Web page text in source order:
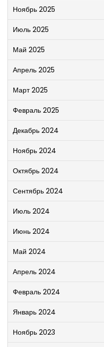
Ноябрь 2025
Июль 2025
Май 2025
Апрель 2025
Март 2025
Февраль 2025
Декабрь 2024
Ноябрь 2024
Октябрь 2024
Сентябрь 2024
Июль 2024
Июнь 2024
Май 2024
Апрель 2024
Февраль 2024
Январь 2024
Ноябрь 2023